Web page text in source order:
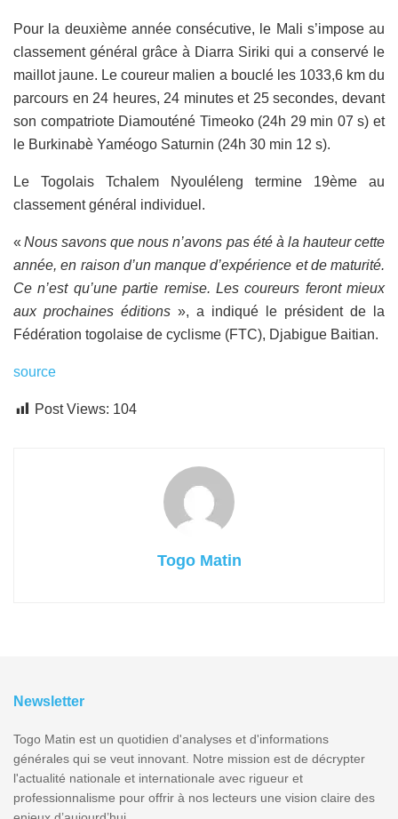
Pour la deuxième année consécutive, le Mali s’impose au
classement général grâce à Diarra Siriki qui a conservé le
maillot jaune. Le coureur malien a bouclé les 1033,6 km du
parcours en 24 heures, 24 minutes et 25 secondes, devant
son compatriote Diamouténé Timeoko (24h 29 min 07 s) et
le Burkinabè Yaméogo Saturnin (24h 30 min 12 s).
Le Togolais Tchalem Nyouléleng termine 19ème au
classement général individuel.
« Nous savons que nous n’avons pas été à la hauteur cette
année, en raison d’un manque d’expérience et de maturité.
Ce n’est qu’une partie remise. Les coureurs feront mieux
aux prochaines éditions », a indiqué le président de la
Fédération togolaise de cyclisme (FTC), Djabigue Baitian.
source
Post Views: 104
Togo Matin
Newsletter
Togo Matin est un quotidien d'analyses et d'informations
générales qui se veut innovant. Notre mission est de décrypter
l'actualité nationale et internationale avec rigueur et
professionnalisme pour offrir à nos lecteurs une vision claire des